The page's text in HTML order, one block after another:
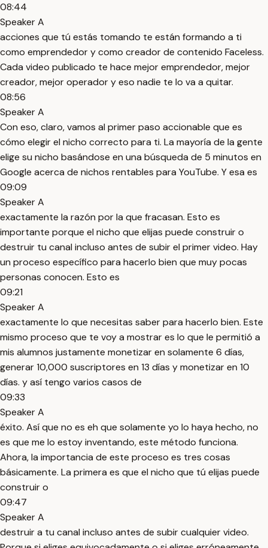
08:44
Speaker A
acciones que tú estás tomando te están formando a ti
como emprendedor y como creador de contenido Faceless.
Cada video publicado te hace mejor emprendedor, mejor
creador, mejor operador y eso nadie te lo va a quitar.
08:56
Speaker A
Con eso, claro, vamos al primer paso accionable que es
cómo elegir el nicho correcto para ti. La mayoría de la gente
elige su nicho basándose en una búsqueda de 5 minutos en
Google acerca de nichos rentables para YouTube. Y esa es
09:09
Speaker A
exactamente la razón por la que fracasan. Esto es
importante porque el nicho que elijas puede construir o
destruir tu canal incluso antes de subir el primer video. Hay
un proceso específico para hacerlo bien que muy pocas
personas conocen. Esto es
09:21
Speaker A
exactamente lo que necesitas saber para hacerlo bien. Este
mismo proceso que te voy a mostrar es lo que le permitió a
mis alumnos justamente monetizar en solamente 6 días,
generar 10,000 suscriptores en 13 días y monetizar en 10
días. y así tengo varios casos de
09:33
Speaker A
éxito. Así que no es eh que solamente yo lo haya hecho, no
es que me lo estoy inventando, este método funciona.
Ahora, la importancia de este proceso es tres cosas
básicamente. La primera es que el nicho que tú elijas puede
construir o
09:47
Speaker A
destruir a tu canal incluso antes de subir cualquier video.